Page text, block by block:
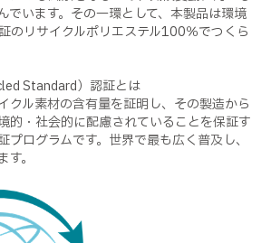
でいます。その一環として、本製品は環境
のリサイクルポリエステル100％でつくら
Standard）認証とは
クル素材の含有量を証明し、その製造から
的・社会的に配慮されていることを保証す
プログラムです。世界で最も広く普及し、
。